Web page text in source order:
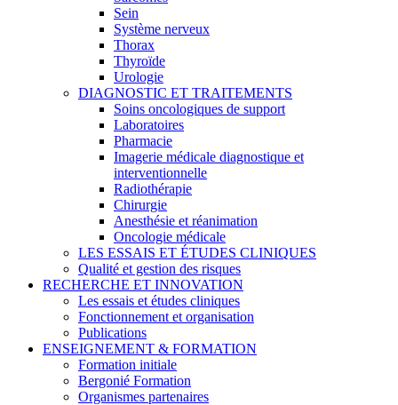
Sein
Système nerveux
Thorax
Thyroïde
Urologie
DIAGNOSTIC ET TRAITEMENTS
Soins oncologiques de support
Laboratoires
Pharmacie
Imagerie médicale diagnostique et
interventionnelle
Radiothérapie
Chirurgie
Anesthésie et réanimation
Oncologie médicale
LES ESSAIS ET ÉTUDES CLINIQUES
Qualité et gestion des risques
RECHERCHE ET INNOVATION
Les essais et études cliniques
Fonctionnement et organisation
Publications
ENSEIGNEMENT & FORMATION
Formation initiale
Bergonié Formation
Organismes partenaires